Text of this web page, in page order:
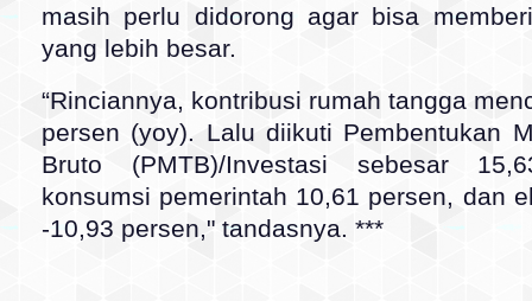
masih perlu didorong agar bisa
yang lebih besar.
“Rinciannya, kontribusi rumah tangga
persen (yoy). Lalu diikuti Pembentukan
Bruto (PMTB)/Investasi sebesar
konsumsi pemerintah 10,61 persen, dan
-10,93 persen," tandasnya. ***